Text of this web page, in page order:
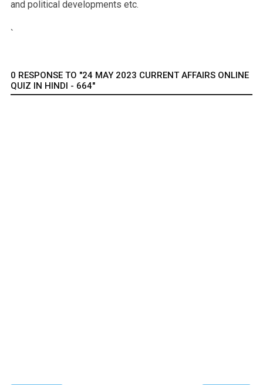
and political developments etc.
`
0 RESPONSE TO "24 MAY 2023 CURRENT AFFAIRS ONLINE
QUIZ IN HINDI - 664"